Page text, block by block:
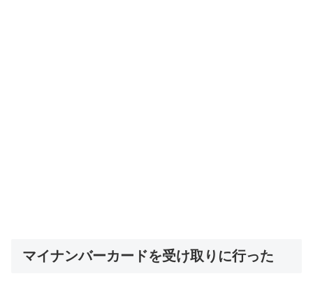
マイナンバーカードを受け取りに行った